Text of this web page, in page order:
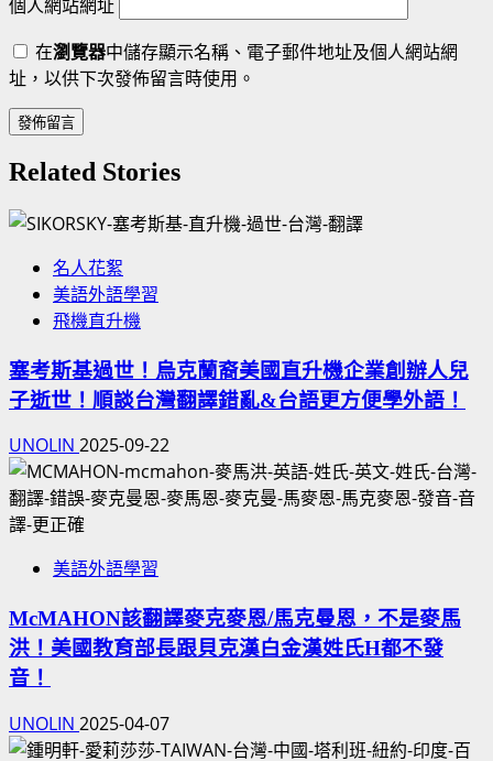
個人網站網址
在瀏覽器中儲存顯示名稱、電子郵件地址及個人網站網
址，以供下次發佈留言時使用。
Related Stories
名人花絮
美語外語學習
飛機直升機
塞考斯基過世！烏克蘭裔美國直升機企業創辦人兒
子逝世！順談台灣翻譯錯亂&台語更方便學外語！
UNOLIN 2025-09-22
美語外語學習
McMAHON該翻譯麥克麥恩/馬克曼恩，不是麥馬
洪！美國教育部長跟貝克漢白金漢姓氏H都不發
音！
UNOLIN 2025-04-07